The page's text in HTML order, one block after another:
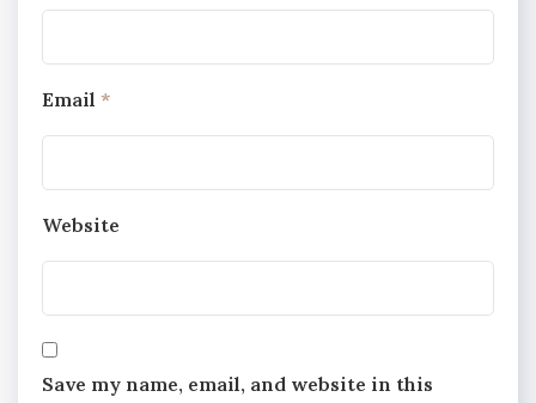
Email *
Website
Save my name, email, and website in this